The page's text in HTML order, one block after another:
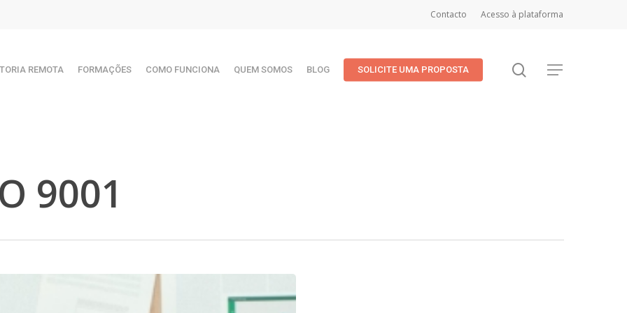
Contacto Acesso à plataforma
REMOTA FORMAÇÕES COMO FUNCIONA QUEM SOMOS BLOG SOLICITE UMA PROPOSTA search
Menu
9001